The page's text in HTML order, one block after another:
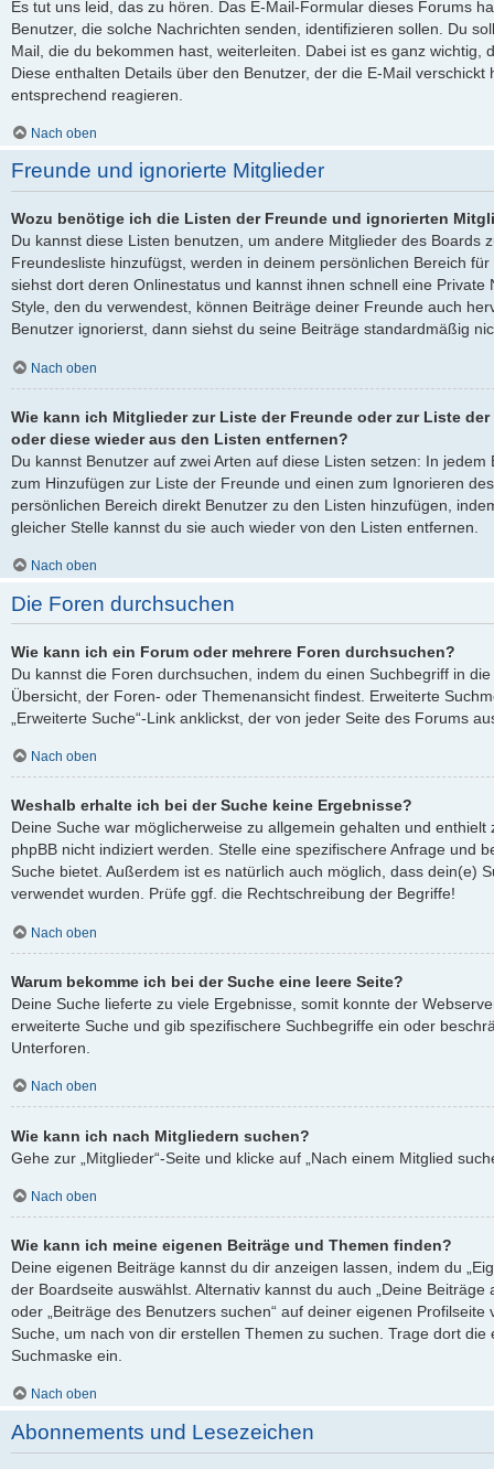
Es tut uns leid, das zu hören. Das E-Mail-Formular dieses Forums
Benutzer, die solche Nachrichten senden, identifizieren sollen. Du
Mail, die du bekommen hast, weiterleiten. Dabei ist es ganz wichtig,
Diese enthalten Details über den Benutzer, der die E-Mail
entsprechend reagieren.
Nach oben
Freunde und ignorierte Mitglieder
Wozu benötige ich die Listen der Freunde und ignorierten
Du kannst diese Listen benutzen, um andere Mitglieder des Boards
Freundesliste hinzufügst, werden in deinem persönlichen Bereich
siehst dort deren Onlinestatus und kannst ihnen schnell eine Private
Style, den du verwendest, können Beiträge deiner Freunde auch
Benutzer ignorierst, dann siehst du seine Beiträge standardmäßig
Nach oben
Wie kann ich Mitglieder zur Liste der Freunde oder zur Liste
oder diese wieder aus den Listen entfernen?
Du kannst Benutzer auf zwei Arten auf diese Listen setzen: In
zum Hinzufügen zur Liste der Freunde und einen zum Ignorieren
persönlichen Bereich direkt Benutzer zu den Listen hinzufügen,
gleicher Stelle kannst du sie auch wieder von den Listen entfernen.
Nach oben
Die Foren durchsuchen
Wie kann ich ein Forum oder mehrere Foren durchsuchen?
Du kannst die Foren durchsuchen, indem du einen Suchbegriff in
Übersicht, der Foren- oder Themenansicht findest. Erweiterte
„Erweiterte Suche“-Link anklickst, der von jeder Seite des Forums
Nach oben
Weshalb erhalte ich bei der Suche keine Ergebnisse?
Deine Suche war möglicherweise zu allgemein gehalten und
phpBB nicht indiziert werden. Stelle eine spezifischere Anfrage und
Suche bietet. Außerdem ist es natürlich auch möglich, dass dein(e)
verwendet wurden. Prüfe ggf. die Rechtschreibung der Begriffe!
Nach oben
Warum bekomme ich bei der Suche eine leere Seite?
Deine Suche lieferte zu viele Ergebnisse, somit konnte der
erweiterte Suche und gib spezifischere Suchbegriffe ein oder
Unterforen.
Nach oben
Wie kann ich nach Mitgliedern suchen?
Gehe zur „Mitglieder“-Seite und klicke auf „Nach einem Mitglied
Nach oben
Wie kann ich meine eigenen Beiträge und Themen finden?
Deine eigenen Beiträge kannst du dir anzeigen lassen, indem du
der Boardseite auswählst. Alternativ kannst du auch „Deine
oder „Beiträge des Benutzers suchen“ auf deiner eigenen
Suche, um nach von dir erstellen Themen zu suchen. Trage dort
Suchmaske ein.
Nach oben
Abonnements und Lesezeichen